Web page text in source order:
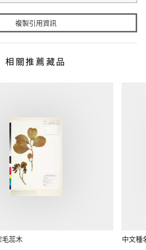
複製引用資訊
相關推薦藏品
毛蕊木 中文種